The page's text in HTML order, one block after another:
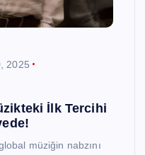
2025
İlk Tercihi
müziğin nabzını